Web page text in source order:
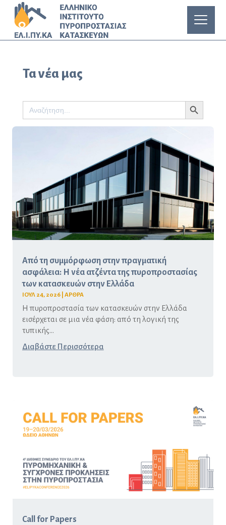
Τα νέα μας
Search
for:
Search Button
Από τη συμμόρφωση στην πραγματική
ασφάλεια: Η νέα ατζέντα της πυροπροστασίας
των κατασκευών στην Ελλάδα
ΙΟΥΛ 24, 2026| ΑΡΘΡΑ
Η πυροπροστασία των κατασκευών στην Ελλάδα
εισέρχεται σε μια νέα φάση: από τη λογική της
τυπικής...
Διαβάστε Περισσότερα
Call for Papers